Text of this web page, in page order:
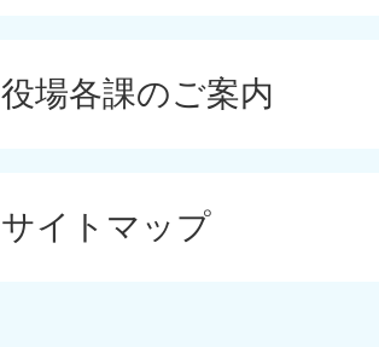
役場各課のご案内
サイトマップ